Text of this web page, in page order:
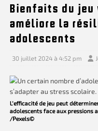
Bienfaits du jeu
améliore la
adolescents
30 juillet 2024 à 4:52 pm
L’efficacité de jeu peut
adolescents face aux pressions
/Pexels©